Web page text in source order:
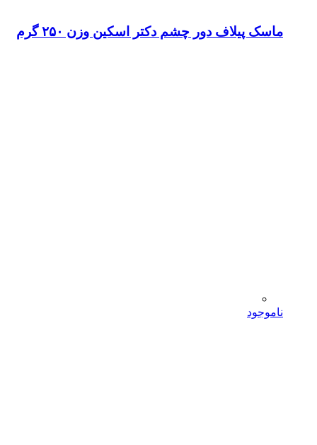
ماسک پیلاف دور چشم دکتر اسکین وزن ۲۵۰ گرم
ناموجود